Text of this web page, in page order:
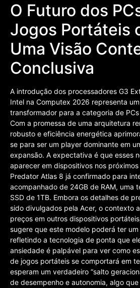
O Futuro dos
Jogos Portáteis
Uma Visão
Conclusiva
A introdução dos processadores G3
Intel na Computex 2026 representa
transformador para a categoria de
Com a promessa de uma arquitetura
robusto e eficiência energética
se para ser um player dominante em
expansão. A expectativa é que esses
aparecer em dispositivos nos
Predator Atlas 8 já confirmado para
acompanhado de 24GB de RAM, uma
SSD de 1TB. Embora os detalhes de
sido divulgados pela Acer, o contexto
preços em outros dispositivos
sugere que este modelo poderá ter
refletindo a tecnologia de ponta que
ansiedade é palpável para ver como
de jogos portáteis se comportará em
esperam um verdadeiro “salto
de desempenho e autonomia, algo